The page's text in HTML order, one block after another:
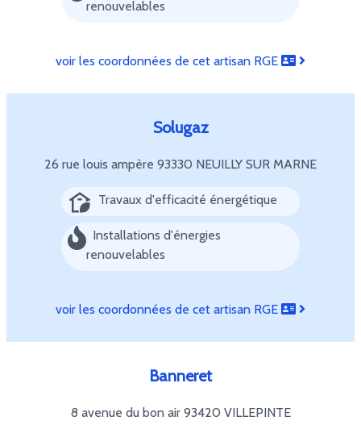
renouvelables
voir les coordonnées de cet artisan RGE
Solugaz
26 rue louis ampère 93330 NEUILLY SUR MARNE
Travaux d'efficacité énergétique
Installations d'énergies
renouvelables
voir les coordonnées de cet artisan RGE
Banneret
8 avenue du bon air 93420 VILLEPINTE